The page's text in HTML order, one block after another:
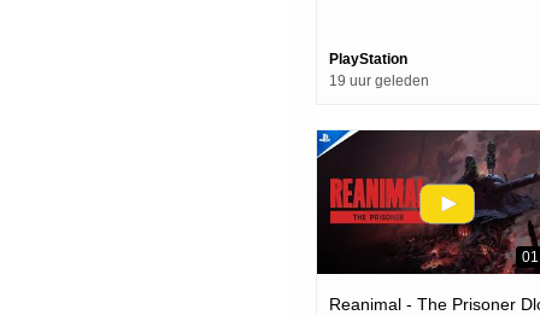
PlayStation
19 uur geleden
Reanimal - The Prisoner